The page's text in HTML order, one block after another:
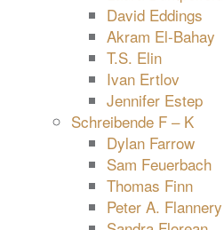
David Eddings
Akram El-Bahay
T.S. Elin
Ivan Ertlov
Jennifer Estep
Schreibende F – K
Dylan Farrow
Sam Feuerbach
Thomas Finn
Peter A. Flannery